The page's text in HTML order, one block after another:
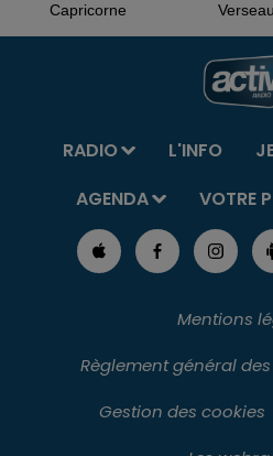
Capricorne Verseau
RADIO L'INFO
AGENDA
VOTRE
Mentions
Règlement général des
Gestion des cookies